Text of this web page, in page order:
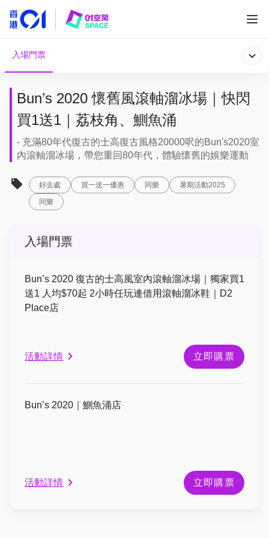
入場門票
Bun’s 2020 懷舊風滾軸溜冰場｜快閃
買1送1｜荔枝角、鰂魚涌
- 充滿80年代復古的士高復古風格20000呎的Bun's2020室
內滾軸溜冰場，帶您重回80年代，體驗懷舊的娛樂運動
好去處 買一送一優惠 同樂
暑期活動2025
同樂
入場門票
Bun’s 2020 復古的士高風室內滾軸溜冰場｜獨家買1
送1 人均$70起 2小時任玩連借用滾軸溜冰鞋｜D2
Place店
活動詳情 立即購票
Bun’s 2020｜鰂魚涌店
活動詳情 立即購票